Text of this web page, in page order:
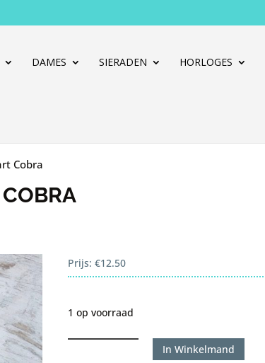
DAMES SIERADEN HORLOGES
Producten
Cobra
Prijs:€12.50
1 op voorraad
In Winkelmand